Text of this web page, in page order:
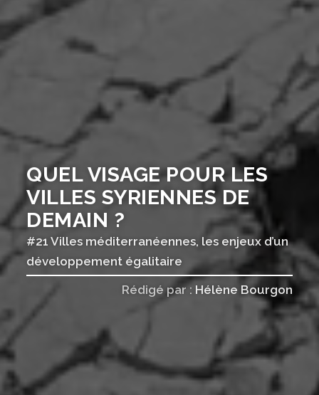
QUEL VISAGE POUR LES
VILLES SYRIENNES DE
DEMAIN ?
#21 Villes méditerranéennes, les enjeux d’un
développement égalitaire
Rédigé par : Hélène Bourgon